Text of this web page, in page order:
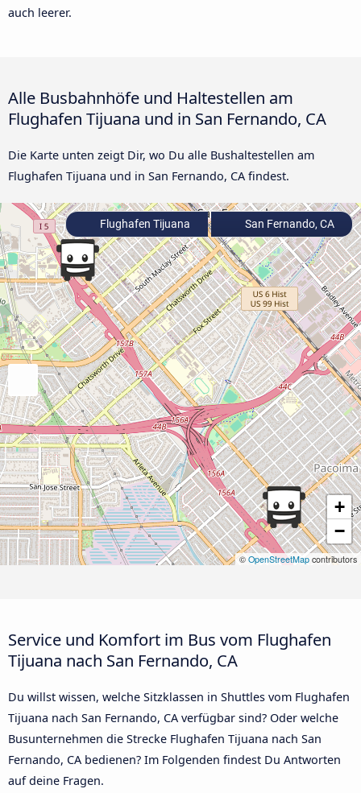
auch leerer.
Alle Busbahnhöfe und Haltestellen am
Flughafen Tijuana und in San Fernando, CA
Die Karte unten zeigt Dir, wo Du alle Bushaltestellen am
Flughafen Tijuana und in San Fernando, CA findest.
+
−
© OpenStreetMap contributors
Flughafen Tijuana San Fernando, CA
Service und Komfort im Bus vom Flughafen
Tijuana nach San Fernando, CA
Du willst wissen, welche Sitzklassen in Shuttles vom Flughafen
Tijuana nach San Fernando, CA verfügbar sind? Oder welche
Busunternehmen die Strecke Flughafen Tijuana nach San
Fernando, CA bedienen? Im Folgenden findest Du Antworten
auf deine Fragen.